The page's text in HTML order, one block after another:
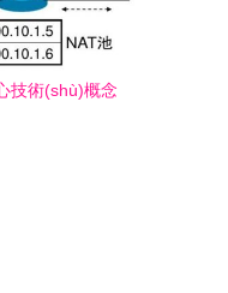
技術(shù)概念